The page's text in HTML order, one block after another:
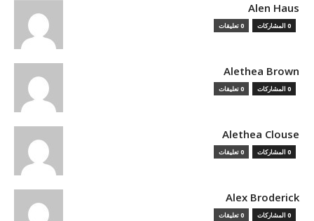
Alen Haus
0 المشاركات 0 تعليقات
Alethea Brown
0 المشاركات 0 تعليقات
Alethea Clouse
0 المشاركات 0 تعليقات
Alex Broderick
0 المشاركات 0 تعليقات